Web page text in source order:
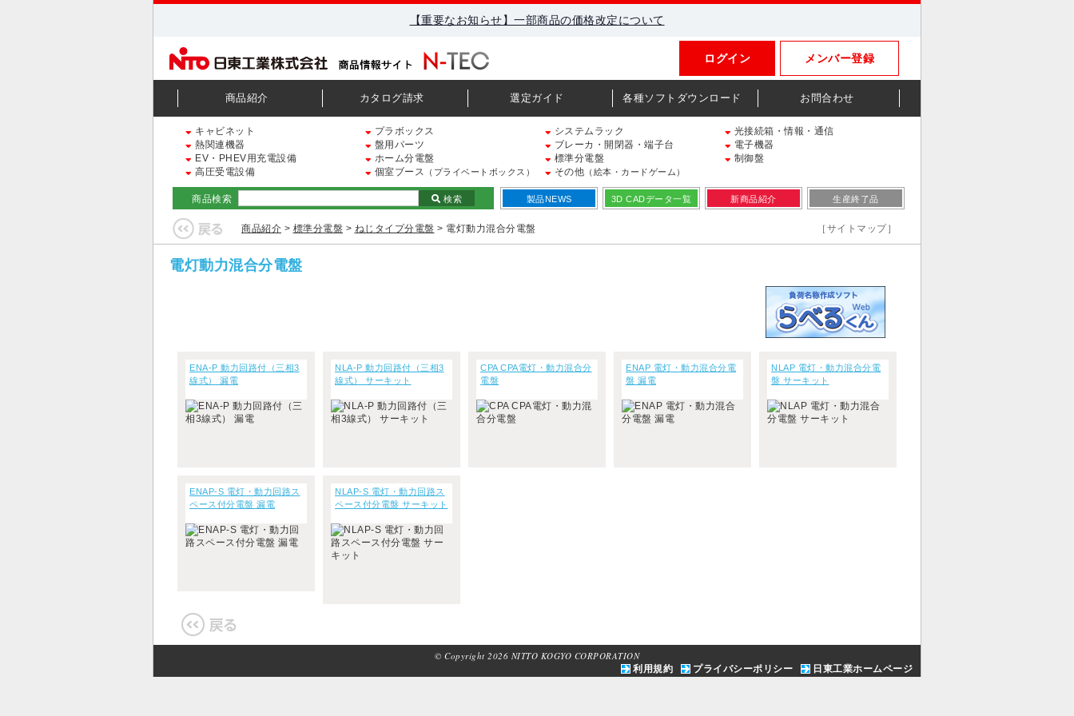
【重要なお知らせ】一部商品の価格改定について
メンバー登録
ログイン
商品紹介 カタログ請求 選定ガイド 各種ソフトダウンロード お問合わせ
キャビネット プラボックス システムラック
光接続箱・情報・通信
熱関連機器
盤用パーツ ブレーカ・開閉器・端子台
電子機器
EV・PHEV用充電設備
ホーム分電盤 標準分電盤
制御盤
高圧受電設備
個室ブース （プライベートボックス） その他 （絵本・カードゲーム）
商品検索 検索 製品NEWS 3D CADデータ一覧 新商品紹介 生産終了品
商品紹介 > 標準分電盤 > ねじタイプ分電盤 > 電灯動力混合分電盤 ［サイトマップ］
電灯動力混合分電盤
ENA-P 動力回路付（三相3
線式） 漏電
NLA-P 動力回路付（三相3
線式） サーキット
CPA CPA電灯・動力混合分
電盤
ENAP 電灯・動力混合分電
盤 漏電
NLAP 電灯・動力混合分電
盤 サーキット
ENAP-S 電灯・動力回路ス
ペース付分電盤 漏電
NLAP-S 電灯・動力回路ス
ペース付分電盤 サーキット
© Copyright 2026 NITTO KOGYO CORPORATION
利用規約 プライバシーポリシー 日東工業ホームページ